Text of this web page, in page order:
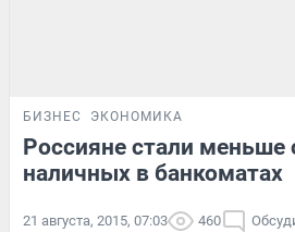
БИЗНЕС ЭКОНОМИКА
Россияне стали меньше
наличных в банкоматах
21 августа, 2015, 07:03 460